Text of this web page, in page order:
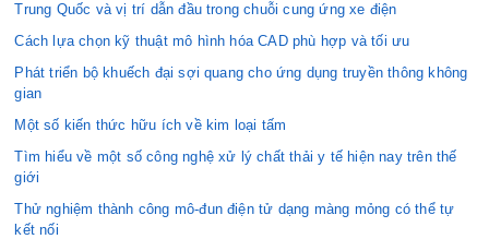
Trung Quốc và vị trí dẫn đầu trong chuỗi cung ứng xe điện
Cách lựa chọn kỹ thuật mô hình hóa CAD phù hợp và tối ưu
Phát triển bộ khuếch đại sợi quang cho ứng dụng truyền thông không
gian
Một số kiến thức hữu ích về kim loại tấm
Tìm hiểu về một số công nghệ xử lý chất thải y tế hiện nay trên thế
giới
Thử nghiệm thành công mô-đun điện tử dạng màng mỏng có thể tự
kết nối